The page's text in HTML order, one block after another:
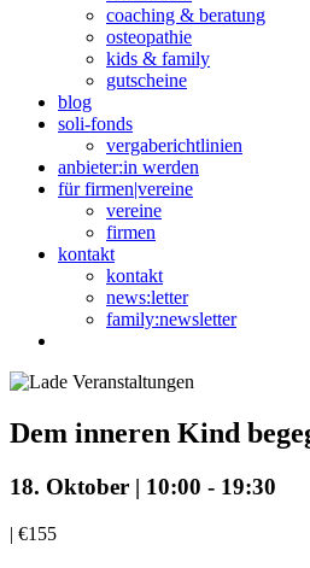
coaching & beratung
osteopathie
kids & family
gutscheine
blog
soli-fonds
vergaberichtlinien
anbieter:in werden
für firmen|vereine
vereine
firmen
kontakt
kontakt
news:letter
family:newsletter
Dem inneren Kind
18. Oktober | 10:00 - 19:30
| €155